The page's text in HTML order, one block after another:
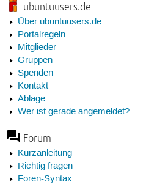
ubuntuusers.de
Über ubuntuusers.de
Portalregeln
Mitglieder
Gruppen
Spenden
Kontakt
Ablage
Wer ist gerade angemeldet?
Forum
Kurzanleitung
Richtig fragen
Foren-Syntax